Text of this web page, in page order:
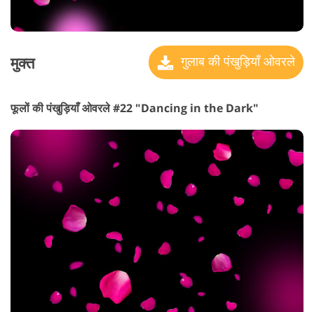
मुक्त गुलाब की पंखुड़ियाँ ओवरले
फूलों की पंखुड़ियाँ ओवरले #22 "Dancing in the Dark"